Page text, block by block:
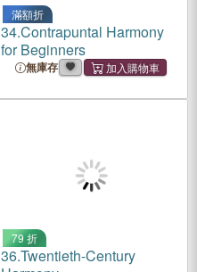
滿額折
34.Contrapuntal Harmony
for Beginners
無庫存
79 折
36.Twentieth-Century